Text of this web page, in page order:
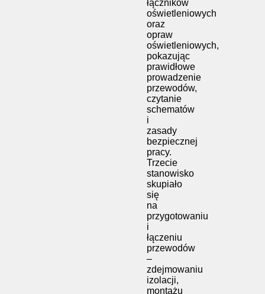
łączników
oświetleniowych
oraz
opraw
oświetleniowych,
pokazując
prawidłowe
prowadzenie
przewodów,
czytanie
schematów
i
zasady
bezpiecznej
pracy.
Trzecie
stanowisko
skupiało
się
na
przygotowaniu
i
łączeniu
przewodów
–
zdejmowaniu
izolacji,
montażu